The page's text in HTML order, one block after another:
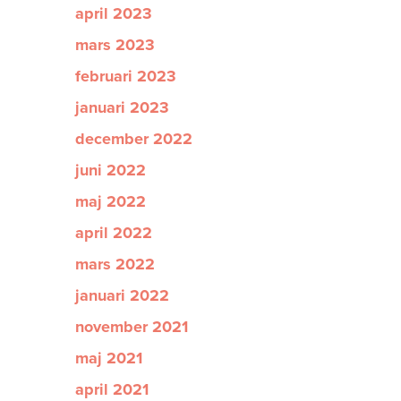
april 2023
mars 2023
februari 2023
januari 2023
december 2022
juni 2022
maj 2022
april 2022
mars 2022
januari 2022
november 2021
maj 2021
april 2021